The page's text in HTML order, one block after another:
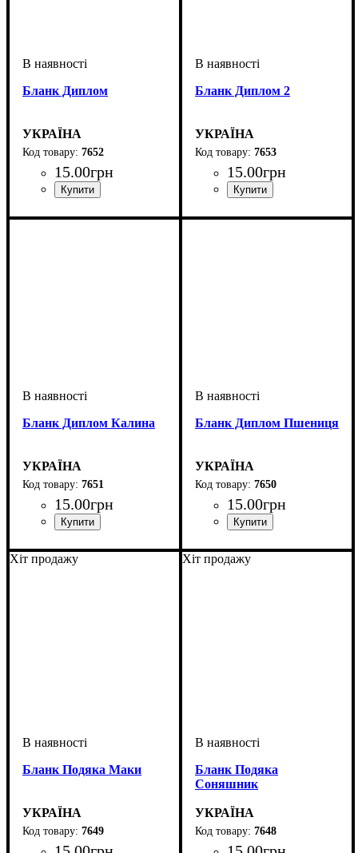
Бланк Диплом
УКРАЇНА
7652
15.00грн
Бланк Диплом 2
УКРАЇНА
7653
15.00грн
Бланк Диплом Калина
УКРАЇНА
7651
15.00грн
Бланк Диплом Пшениця
УКРАЇНА
7650
15.00грн
Хіт продажу
Бланк Подяка Маки
УКРАЇНА
7649
Хіт продажу
Бланк Подяка
Соняшник
УКРАЇНА
7648